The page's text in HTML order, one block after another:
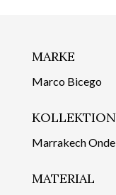
MARKE
Marco Bicego
KOLLEKTION
Marrakech Onde
MATERIAL